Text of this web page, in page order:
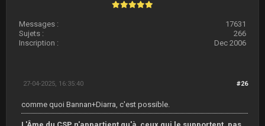
Messages :
17631
Sujets :
266
Inscription :
Dec 2006
#26
27-04-2025, 16:35:40
comme quoi Bannan+Diarra, c'est possible.